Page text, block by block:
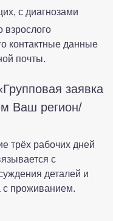
с диагнозами
взрослого
контактные данные
почты.
заявка
Ваш регион/
трёх рабочих дней
с
деталей и
с проживанием.